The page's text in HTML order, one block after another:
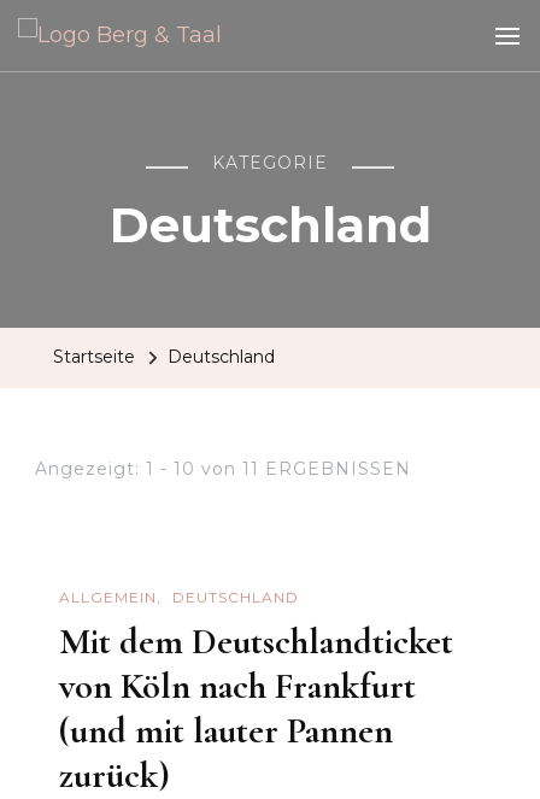
Taal –
Reisen
und
Ausflüge
Blog zum Thema Reisen, Citytrips und Ausflüge
KATEGORIE
Deutschland
Startseite Deutschland
Angezeigt: 1 - 10 von 11 ERGEBNISSEN
ALLGEMEIN DEUTSCHLAND
Mit dem Deutschlandticket
von Köln nach Frankfurt
(und mit lauter Pannen
zurück)